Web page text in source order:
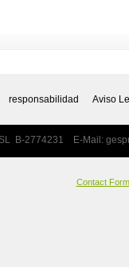
responsabilidad Aviso
B-2774231 E-Mail:
Contact Form